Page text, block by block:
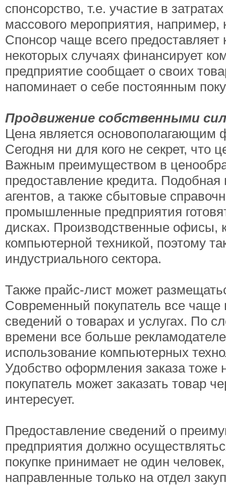
спонсорство, т.е. участие в
массового мероприятия, например,
Спонсор чаще всего
некоторых случаях финансирует
предприятие сообщает о своих
напоминает о себе постоянным
Продвижение собственными
Цена является основополагающим
Сегодня ни для кого не секрет, что
Важным преимуществом в
предоставление кредита.
агентов, а также сбытовые
промышленные предприятия
дисках. Производственные офисы,
компьютерной техникой, поэтому
индустриального сектора.
Также прайс-лист может
Современный покупатель все чаще
сведений о товарах и услугах. По
времени все больше
использование компьютерных
Удобство оформления заказа тоже
покупатель может заказать товар
интересует.
Предоставление сведений о
предприятия должно
покупке принимает не один
направленные только на отдел